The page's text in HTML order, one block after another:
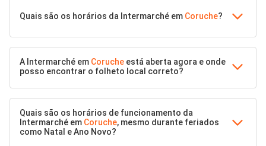
Quais são os horários da Intermarché em Coruche?
A Intermarché em Coruche está aberta agora e onde
posso encontrar o folheto local correto?
Quais são os horários de funcionamento da
Intermarché em Coruche, mesmo durante feriados
como Natal e Ano Novo?